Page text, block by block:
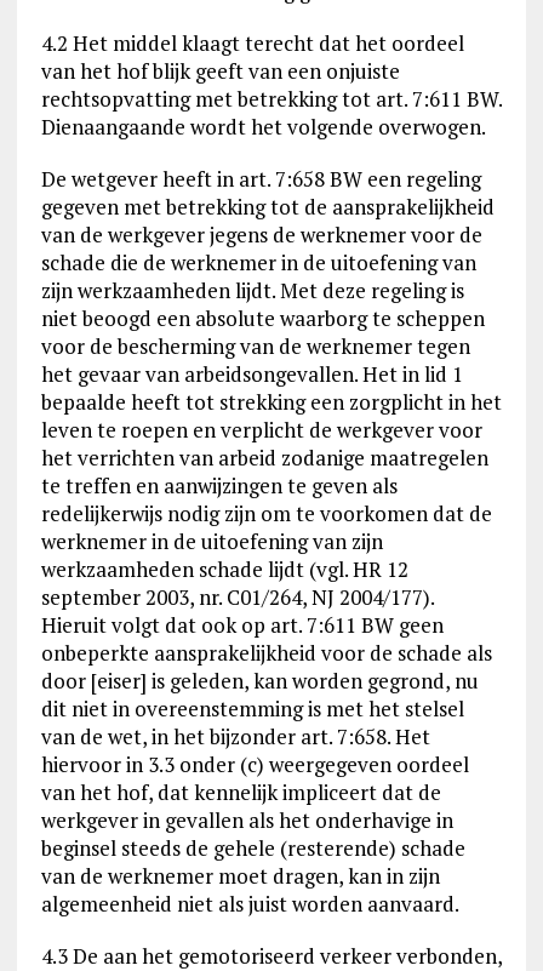
4.2 Het middel klaagt terecht dat het oordeel
van het hof blijk geeft van een onjuiste
rechtsopvatting met betrekking tot art. 7:611 BW.
Dienaangaande wordt het volgende overwogen.
De wetgever heeft in art. 7:658 BW een regeling
gegeven met betrekking tot de aansprakelijkheid
van de werkgever jegens de werknemer voor de
schade die de werknemer in de uitoefening van
zijn werkzaamheden lijdt. Met deze regeling is
niet beoogd een absolute waarborg te scheppen
voor de bescherming van de werknemer tegen
het gevaar van arbeidsongevallen. Het in lid 1
bepaalde heeft tot strekking een zorgplicht in het
leven te roepen en verplicht de werkgever voor
het verrichten van arbeid zodanige maatregelen
te treffen en aanwijzingen te geven als
redelijkerwijs nodig zijn om te voorkomen dat de
werknemer in de uitoefening van zijn
werkzaamheden schade lijdt (vgl. HR 12
september 2003, nr. C01/264, NJ 2004/177).
Hieruit volgt dat ook op art. 7:611 BW geen
onbeperkte aansprakelijkheid voor de schade als
door [eiser] is geleden, kan worden gegrond, nu
dit niet in overeenstemming is met het stelsel
van de wet, in het bijzonder art. 7:658. Het
hiervoor in 3.3 onder (c) weergegeven oordeel
van het hof, dat kennelijk impliceert dat de
werkgever in gevallen als het onderhavige in
beginsel steeds de gehele (resterende) schade
van de werknemer moet dragen, kan in zijn
algemeenheid niet als juist worden aanvaard.
4.3 De aan het gemotoriseerd verkeer verbonden,